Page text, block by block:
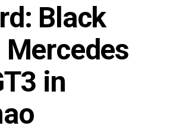
Black
Mercedes
in